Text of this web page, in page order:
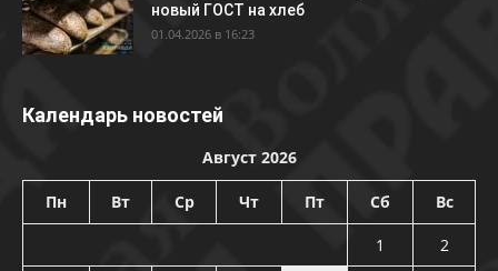
новый ГОСТ на хлеб
01.04.2026 в 16:23
Календарь новостей
Август 2026
Пн Вт Ср Чт Пт Сб Вс
1
2